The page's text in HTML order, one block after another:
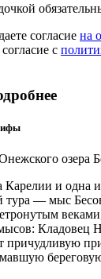
согласие на
с
Карелии и одна
тура — мыс
веками,
Кладовец
причудливую